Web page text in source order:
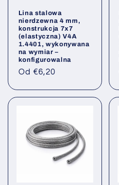
Lina stalowa
nierdzewna 4 mm,
konstrukcja 7x7
(elastyczna) V4A
1.4401, wykonywana
na wymiar –
konfigurowalna
Cena
Od €6,20